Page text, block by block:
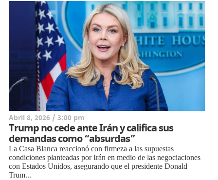
Abril 8, 2026 / 3:00 pm
Trump no cede ante Irán y califica sus
demandas como “absurdas”
La Casa Blanca reaccionó con firmeza a las supuestas
condiciones planteadas por Irán en medio de las negociaciones
con Estados Unidos, asegurando que el presidente Donald
Trum...